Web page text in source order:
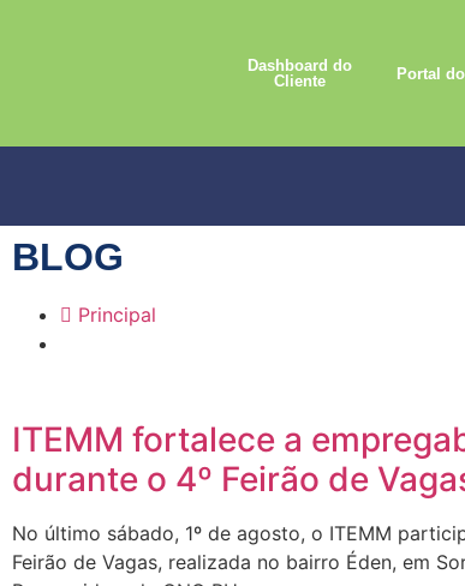
Dashboard do
Cliente
Portal
BLOG
Principal
ITEMM fortalece a
durante o 4º Feirão de
No último sábado, 1º de agosto, o ITEMM
Feirão de Vagas, realizada no bairro Éden, em